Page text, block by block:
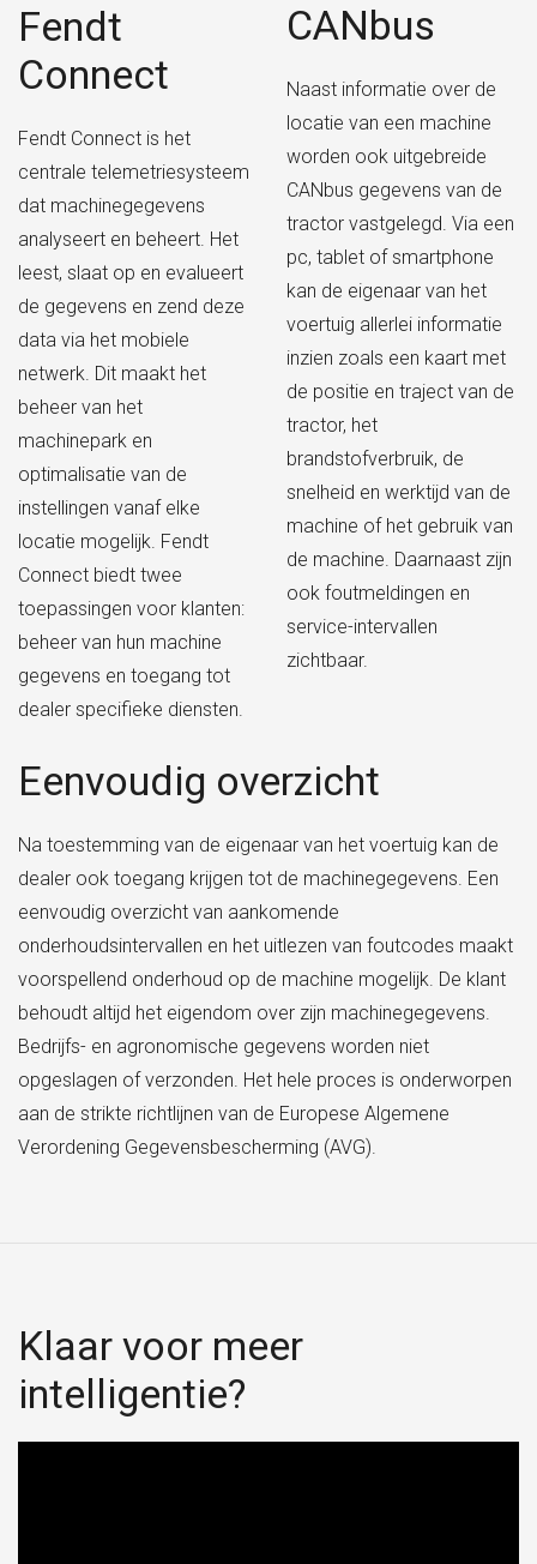
Fendt
Connect
Fendt Connect is het
centrale telemetriesysteem
dat machinegegevens
analyseert en beheert. Het
leest, slaat op en evalueert
de gegevens en zend deze
data via het mobiele
netwerk. Dit maakt het
beheer van het
machinepark en
optimalisatie van de
instellingen vanaf elke
locatie mogelijk. Fendt
Connect biedt twee
toepassingen voor klanten:
beheer van hun machine
gegevens en toegang tot
dealer specifieke diensten.
CANbus
Naast informatie over de
locatie van een machine
worden ook uitgebreide
CANbus gegevens van de
tractor vastgelegd. Via een
pc, tablet of smartphone
kan de eigenaar van het
voertuig allerlei informatie
inzien zoals een kaart met
de positie en traject van de
tractor, het
brandstofverbruik, de
snelheid en werktijd van de
machine of het gebruik van
de machine. Daarnaast zijn
ook foutmeldingen en
service-intervallen
zichtbaar.
Eenvoudig overzicht
Na toestemming van de eigenaar van het voertuig kan de
dealer ook toegang krijgen tot de machinegegevens. Een
eenvoudig overzicht van aankomende
onderhoudsintervallen en het uitlezen van foutcodes maakt
voorspellend onderhoud op de machine mogelijk. De klant
behoudt altijd het eigendom over zijn machinegegevens.
Bedrijfs- en agronomische gegevens worden niet
opgeslagen of verzonden. Het hele proces is onderworpen
aan de strikte richtlijnen van de Europese Algemene
Verordening Gegevensbescherming (AVG).
Klaar voor meer
intelligentie?